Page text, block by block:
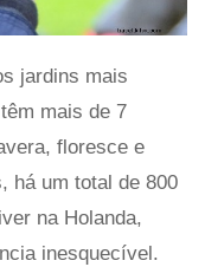
jardins mais
mais de 7
floresce e
há um total de 800
na Holanda,
inesquecível.